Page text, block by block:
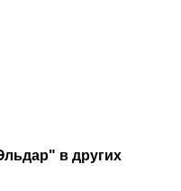
в других